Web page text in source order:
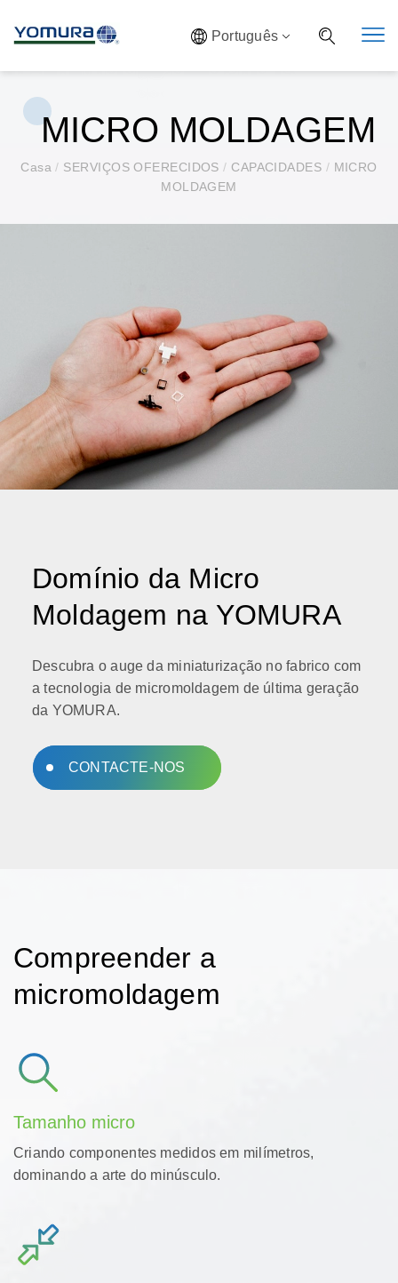
Português
MICRO MOLDAGEM
Casa/ SERVIÇOS OFERECIDOS/ CAPACIDADES / MICRO
MOLDAGEM
Domínio da Micro
Moldagem na YOMURA
Descubra o auge da miniaturização no fabrico com
a tecnologia de micromoldagem de última geração
da YOMURA.
CONTACTE-NOS
Compreender a
micromoldagem
Tamanho micro
Criando componentes medidos em milímetros,
dominando a arte do minúsculo.